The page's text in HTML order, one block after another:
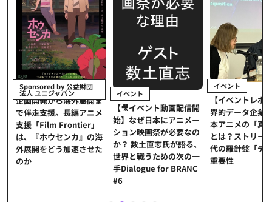
Sponsored by 公益財団
法人 ユニジャパン
企画開発から海外展開ま
で伴走支援。長編アニメ
支援「Film Frontier」
は、『ホウセンカ』の海
外展開をどう加速させた
のか
イベント
【🎥イベント動画配信開
始】なぜ日本にアニメー
ション映画祭が必要なの
か？ 数土直志氏が語る、
世界と戦うための次の一
手Dialogue for BRANC
#6
イベント
【イベントレポ
界的データ企業
本アニメの「真
とは？ストリー
代の羅針盤「デ
重要性